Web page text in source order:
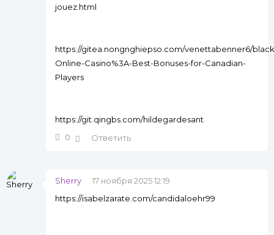
jouez.html
https://gitea.nongnghiepso.com/venettabenner6/
Online-Casino%3A-Best-Bonuses-for-Canadian-
Players
https://git.qingbs.com/hildegardesant
0
Ответить
Sherry
17 ноября 2025 12:19
https://isabelzarate.com/candidaloehr99